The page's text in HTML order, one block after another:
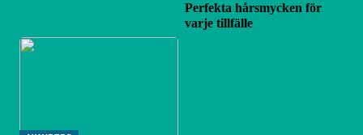
Perfekta hårsmycken för
varje tillfälle